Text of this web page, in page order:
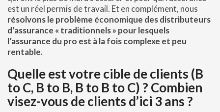
est un réel permis de travail. Et en complément, nous
résolvons le problème économique des distributeurs
d’assurance « traditionnels » pour lesquels
l’assurance du pro est à la fois complexe et peu
rentable.
Quelle est votre cible de clients (B
to C, B to B, B to B to C) ? Combien
visez-vous de clients d’ici 3 ans ?